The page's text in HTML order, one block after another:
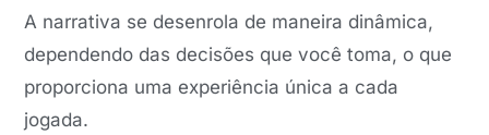
A narrativa se desenrola de maneira dinâmica,
dependendo das decisões que você toma, o que
proporciona uma experiência única a cada
jogada.